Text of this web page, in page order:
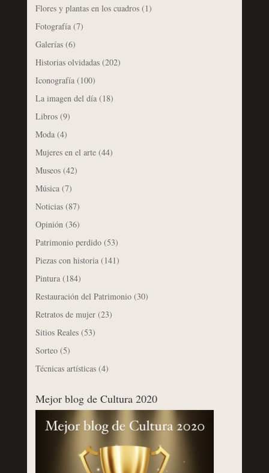
Flores y plantas en los cuadros(1)
Fotografía(7)
Galerías(6)
Historias olvidadas(202)
Iconografía(100)
La imagen del día(18)
Libros(9)
Moda(4)
Mujeres en el arte(44)
Museos(42)
Música(7)
Noticias(87)
Opinión(36)
Patrimonio perdido(53)
Piezas con historia(141)
Pintura(184)
Restauración del Patrimonio(30)
Retratos de mujer(23)
Sitios Reales(53)
Sorteo(5)
Técnicas artísticas(4)
Mejor blog de Cultura 2020